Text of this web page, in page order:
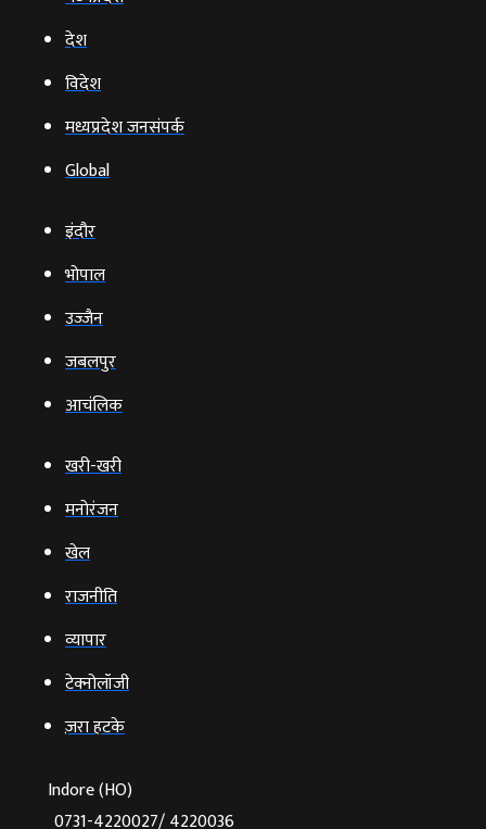
देश
विदेश
मध्यप्रदेश जनसंपर्क
Global
इंदौर
भोपाल
उज्‍जैन
जबलपुर
आचंलिक
खरी-खरी
मनोरंजन
खेल
राजनीति
व्‍यापार
टेक्‍नोलॉजी
ज़रा हटके
Indore (HO)
0731-4220027/ 4220036